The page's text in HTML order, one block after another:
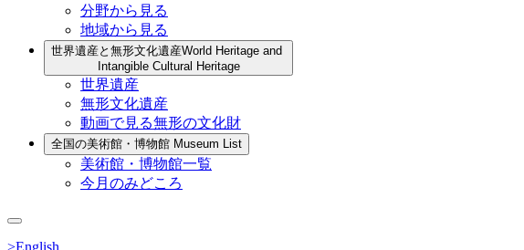
分野から見る
地域から見る
世界遺産と無形文化遺産World Heritage and
Intangible Cultural Heritage
世界遺産
無形文化遺産
動画で見る無形の文化財
全国の美術館・博物館 Museum List
美術館・博物館一覧
今月のみどころ
>English